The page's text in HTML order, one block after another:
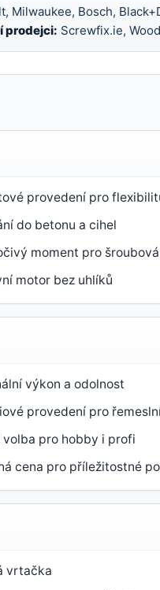
Milwaukee, Bosch,
prodejci: Screwfix.ie,
provedení pro
do betonu a cihel
moment pro
motor bez uhlíků
výkon a odolnost
provedení pro
pro hobby i profi
cena pro příležitostné
vrtačka